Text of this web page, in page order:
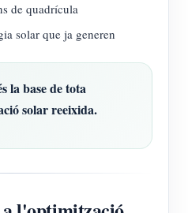
de quadrícula
solar que ja generen
la base de tota
solar reeixida.